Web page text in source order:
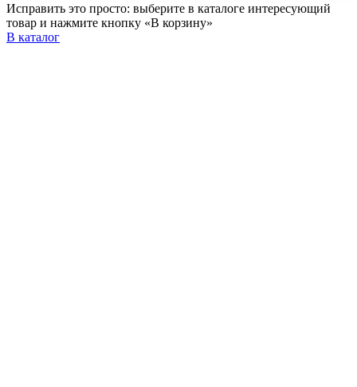
Исправить это просто: выберите в каталоге интересующий
товар и нажмите кнопку «В корзину»
В каталог